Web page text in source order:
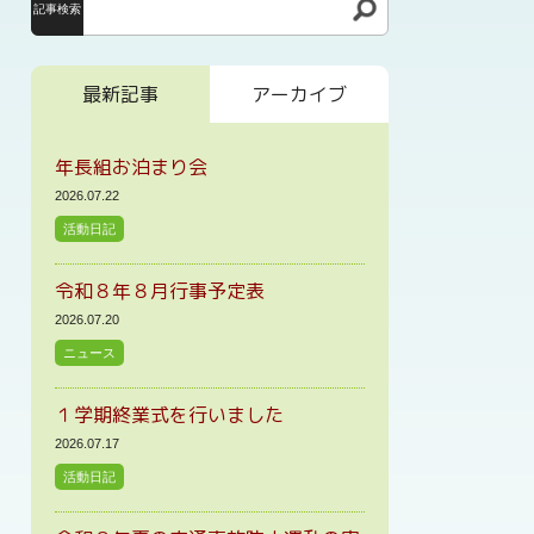
記事検索
最新記事 アーカイブ
年長組お泊まり会
2026.07.22
活動日記
令和８年８月行事予定表
2026.07.20
ニュース
１学期終業式を行いました
2026.07.17
活動日記